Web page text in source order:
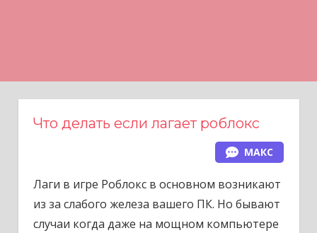
Что делать если лагает роблокс
МАКС
Лаги в игре Роблокс в основном возникают
из за слабого железа вашего ПК. Но бывают
случаи когда даже на мощном компьютере